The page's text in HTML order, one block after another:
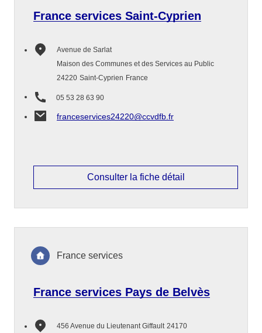
France services Saint-Cyprien
Avenue de Sarlat
Maison des Communes et des Services au Public
24220 Saint-Cyprien France
05 53 28 63 90
franceservices24220@ccvdfb.fr
Consulter la fiche détail
France services Pays de Belvès
456 Avenue du Lieutenant Giffault 24170
France services